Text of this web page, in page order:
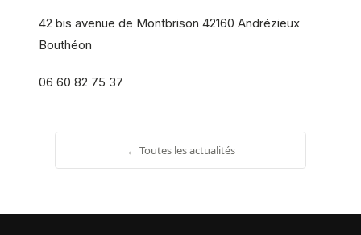
42 bis avenue de Montbrison 42160 Andrézieux
Bouthéon
06 60 82 75 37
← Toutes les actualités